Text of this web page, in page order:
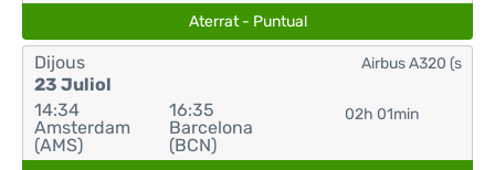
Aterrat - Puntual
Dijous
23 Juliol
14:34
Amsterdam
(AMS)
16:35
Barcelona
(BCN)
02h 01min
Airbus A320 (s